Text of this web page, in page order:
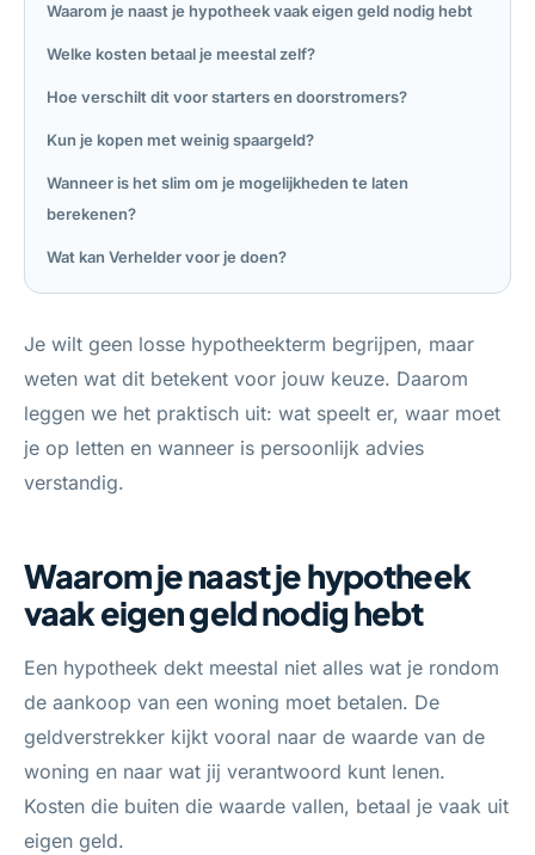
Waarom je naast je hypotheek vaak eigen geld nodig hebt
Welke kosten betaal je meestal zelf?
Hoe verschilt dit voor starters en doorstromers?
Kun je kopen met weinig spaargeld?
Wanneer is het slim om je mogelijkheden te laten
berekenen?
Wat kan Verhelder voor je doen?
Je wilt geen losse hypotheekterm begrijpen, maar
weten wat dit betekent voor jouw keuze. Daarom
leggen we het praktisch uit: wat speelt er, waar moet
je op letten en wanneer is persoonlijk advies
verstandig.
Waarom je naast je hypotheek
vaak eigen geld nodig hebt
Een hypotheek dekt meestal niet alles wat je rondom
de aankoop van een woning moet betalen. De
geldverstrekker kijkt vooral naar de waarde van de
woning en naar wat jij verantwoord kunt lenen.
Kosten die buiten die waarde vallen, betaal je vaak uit
eigen geld.